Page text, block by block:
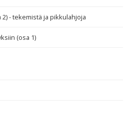
- tekemistä ja pikkulahjoja
(osa 1)